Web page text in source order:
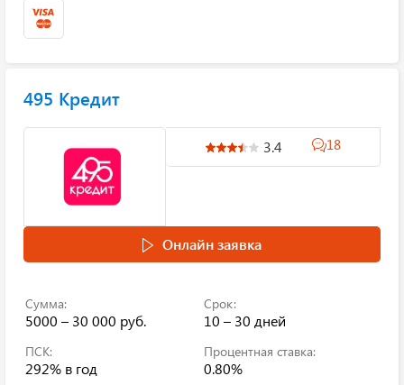
495 Кредит
3.4 18
Онлайн заявка
Сумма:
5000 – 30 000 руб.
Срок:
10 – 30 дней
ПСК:
292% в год
Процентная ставка:
0.80%